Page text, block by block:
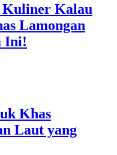
Kuliner Kalau
Lamongan
Ini!
Khas
Laut yang